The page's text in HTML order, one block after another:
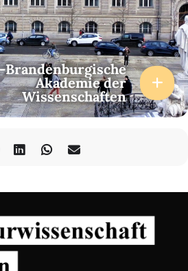
Akademie der
Wissenschaften